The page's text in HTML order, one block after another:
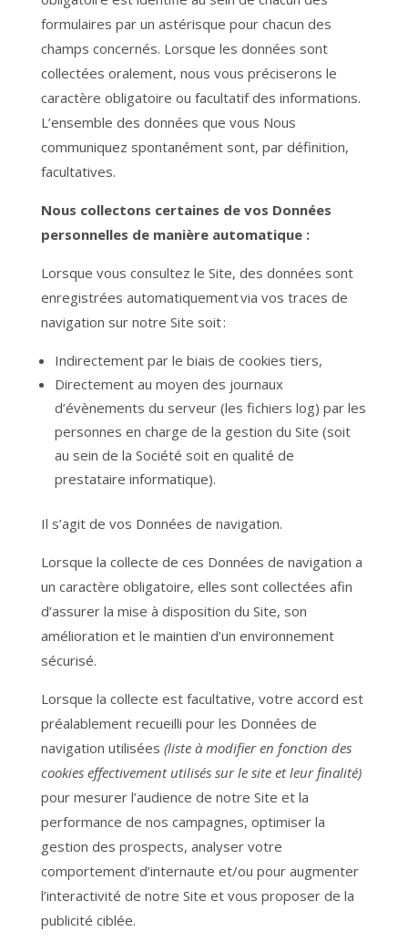
formulaires par un astérisque pour chacun des
champs concernés. Lorsque les données sont
collectées oralement, nous vous préciserons le
caractère obligatoire ou facultatif des informations.
L’ensemble des données que vous Nous
communiquez spontanément sont, par définition,
facultatives.
Nous collectons certaines de vos Données
personnelles de manière automatique :
Lorsque vous consultez le Site, des données sont
enregistrées automatiquement via vos traces de
navigation sur notre Site soit :
Indirectement par le biais de cookies tiers,
Directement au moyen des journaux
d’évènements du serveur (les fichiers log) par les
personnes en charge de la gestion du Site (soit
au sein de la Société soit en qualité de
prestataire informatique).
Il s’agit de vos Données de navigation.
Lorsque la collecte de ces Données de navigation a
un caractère obligatoire, elles sont collectées afin
d’assurer la mise à disposition du Site, son
amélioration et le maintien d’un environnement
sécurisé.
Lorsque la collecte est facultative, votre accord est
préalablement recueilli pour les Données de
navigation utilisées (liste à modifier en fonction des
cookies effectivement utilisés sur le site et leur finalité)
pour mesurer l’audience de notre Site et la
performance de nos campagnes, optimiser la
gestion des prospects, analyser votre
comportement d’internaute et/ou pour augmenter
l’interactivité de notre Site et vous proposer de la
publicité ciblée.